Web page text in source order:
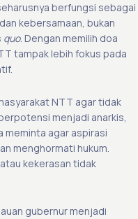
berfungsi sebagai
kebersamaan, bukan
quo. Dengan memilih doa
tampak lebih fokus pada
NTT agar tidak
menjadi anarkis,
meminta agar aspirasi
menghormati hukum.
kekerasan tidak
gubernur menjadi